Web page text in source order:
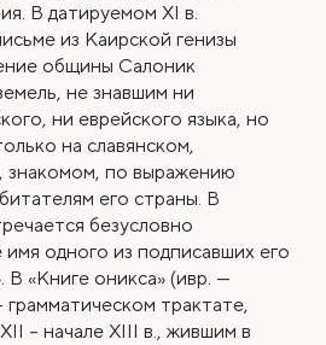
В датируемом XI в.
из Каирской генизы
общины Салоник
не знавшим ни
ни еврейского языка, но
на славянском,
знакомом, по выражению
его страны. В
безусловно
одного из подписавших его
В «Книге оникса» (ивр. —
трактате,
– начале XIII в., жившим в